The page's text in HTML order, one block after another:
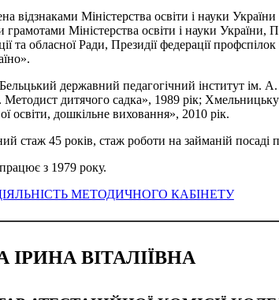
відзнаками Міністерства освіти і науки
Міністерства освіти і науки України,
та обласної Ради, Президії федерації
державний педагогічний інститут ім. А.
Методист дитячого садка», 1989 рік;
освіти, дошкільне виховання», 2010 рік.
стаж 45 років, стаж роботи на займаній посаді
з 1979 року.
МЕТОДИЧНОГО КАБІНЕТУ
ІРИНА ВІТАЛІЇВНА